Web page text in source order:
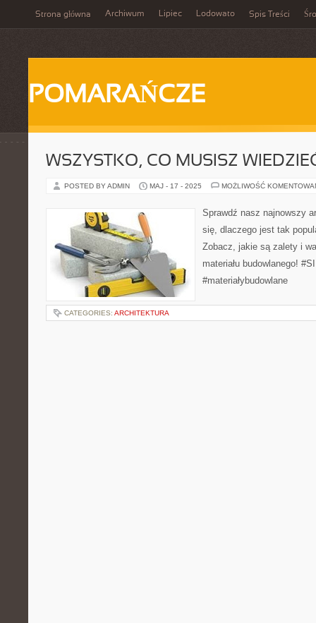
Strona główna Archiwum Lipiec Lodowato Spis Treści
POMARAŃCZE
WSZYSTKO, CO MUSISZ
POSTED BY ADMIN MAJ - 17 - 2025 MOŻLIWOŚĆ
Sprawdź nasz najnowszy
się, dlaczego jest tak
Zobacz, jakie są zalety i
materiału budowlanego!
#materiałybudowlane
CATEGORIES: ARCHITEKTURA